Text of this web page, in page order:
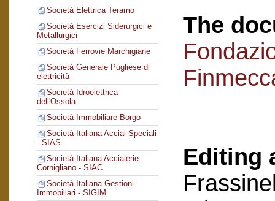
Società Elettrica Teramo
Società Esercizi Siderurgici e
Metallurgici
Società Ferrovie Marchigiane
Società Generale Pugliese di
elettricità
Società Idroelettrica
dell'Ossola
Società Immobiliare Borgo
Società Italiana Acciai Speciali
- SIAS
Società Italiana Acciaierie
Cornigliano - SIAC
Società Italiana Gestioni
Immobiliari - SIGIM
The
Editing